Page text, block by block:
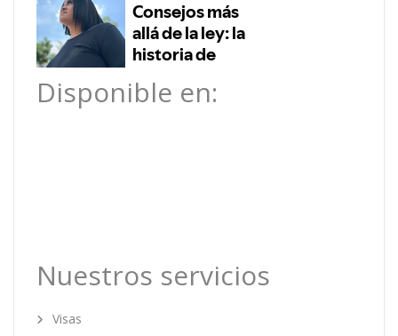
Disponible en:
Nuestros servicios
Visas